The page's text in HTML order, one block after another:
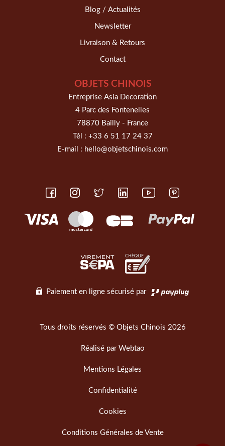
Blog / Actualités
Newsletter
Livraison & Retours
Contact
OBJETS CHINOIS
Entreprise Asia Decoration
4 Parc des Fontenelles
78870 Bailly - France
Tél : +33 6 51 17 24 37
E-mail : hello@objetschinois.com
Paiement en ligne sécurisé par
Tous droits réservés © Objets Chinois 2026
Réalisé par Webtao
Mentions Légales
Confidentialité
Cookies
Conditions Générales de Vente